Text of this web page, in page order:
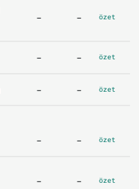
- - özet
- - özet
- - özet
- - özet
- - özet